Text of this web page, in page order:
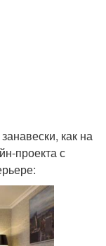
как на
проекта с